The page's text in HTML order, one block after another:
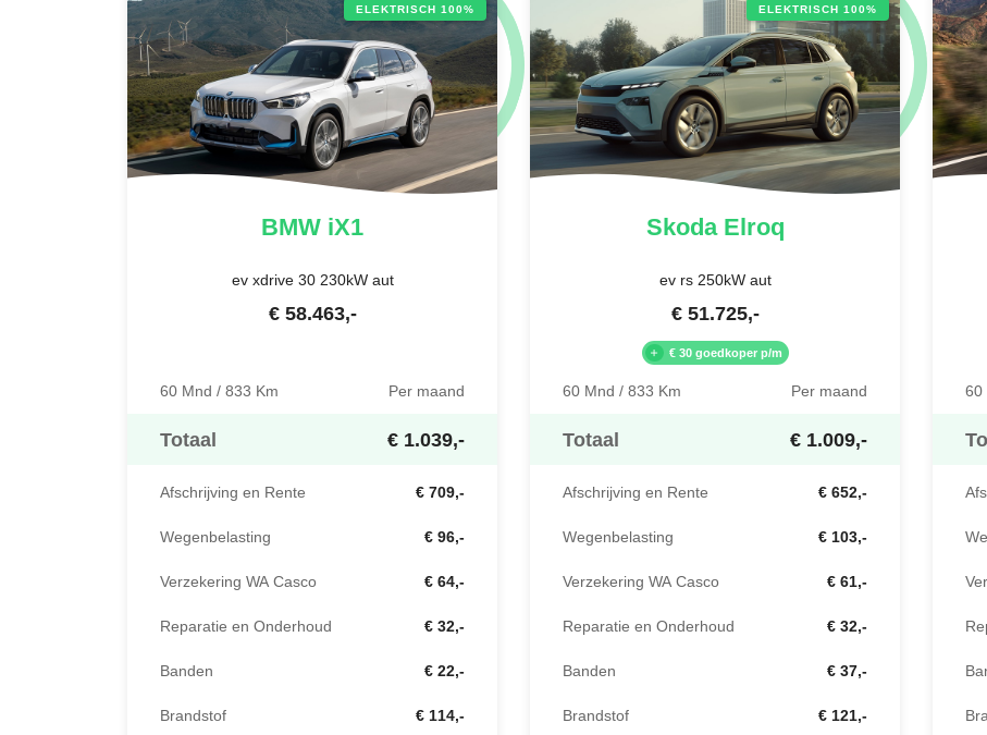
ELEKTRISCH 100%
BMW iX1
ev xdrive 30 230kW aut
€ 58.463,-
60 Mnd / 833 Km Per maand
Totaal € 1.039,-
Afschrijving en Rente € 709,-
Wegenbelasting € 96,-
Verzekering WA Casco € 64,-
Reparatie en Onderhoud € 32,-
Banden € 22,-
Brandstof € 114,-
ELEKTRISCH 100%
SkodaElroq
ev rs 250kW aut
€ 51.725,-
€ 30 goedkoper p/m
60 Mnd / 833 Km Per maand
Totaal € 1.009,-
Afschrijving en Rente € 652,-
Wegenbelasting € 103,-
Verzekering WA Casco € 61,-
Reparatie en Onderhoud € 32,-
Banden € 37,-
Brandstof € 121,-
60